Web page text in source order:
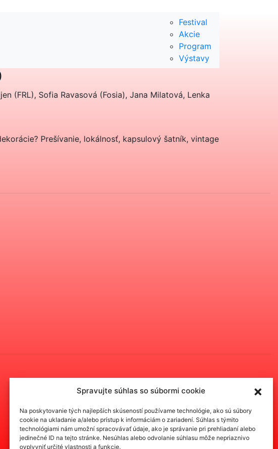
Spravujte súhlas so súbormi cookie
Na poskytovanie tých najlepších skúseností používame technológie, ako sú súbory
cookie na ukladanie a/alebo prístup k informáciám o zariadení. Súhlas s týmito
technológiami nám umožní spracovávať údaje, ako je správanie pri prehliadaní alebo
jedinečné ID na tejto stránke. Nesúhlas alebo odvolanie súhlasu môže nepriaznivo
ovplyvniť určité vlastnosti a funkcie.
Festival
Akcie
Program
Výstavy
(FRL), Sofia Ravasová (Fosia), Jana Milatová, Lenka
Prešívanie, lokálnosť, kapsulový šatník, vintage